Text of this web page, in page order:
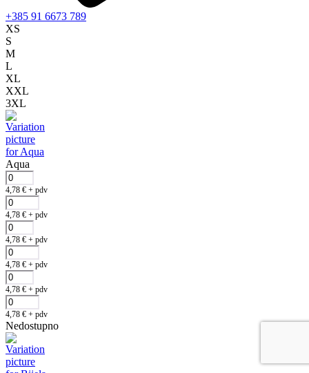
+385 91 6673 789
XS
S
M
L
XL
XXL
3XL
Aqua
4,78 € + pdv
4,78 € + pdv
4,78 € + pdv
4,78 € + pdv
4,78 € + pdv
4,78 € + pdv
Nedostupno